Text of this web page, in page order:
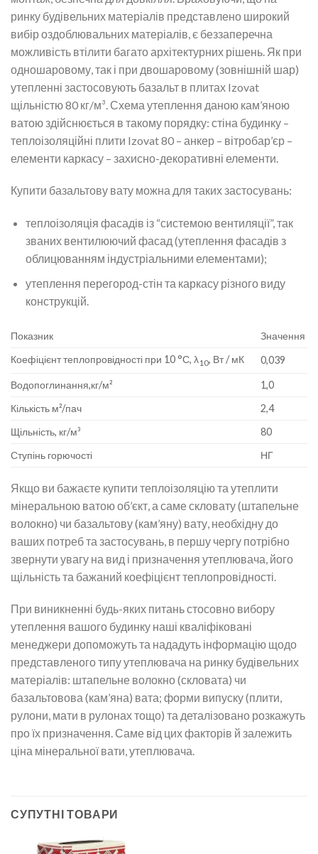
ринку будівельних матеріалів представлено широкий
вибір оздоблювальних матеріалів, є беззаперечна
можливість втілити багато архітектурних рішень. Як при
одношаровому, так і при двошаровому (зовнішній шар)
утепленні застосовують базальт в плитах Izovat
щільністю 80 кг/м³. Схема утеплення даною кам’яною
ватою здійснюється в такому порядку: стіна будинку –
теплоізоляційні плити Izovat 80 – анкер – вітробар’єр –
елементи каркасу – захисно-декоративні елементи.
Купити базальтову вату можна для таких застосувань:
теплоізоляція фасадів із “системою вентиляції”, так
званих вентилюючий фасад (утеплення фасадів з
облицюванням індустріальними елементами);
утеплення перегород-стін та каркасу різного виду
конструкцій.
Показник
Значення
Коефіцієнт теплопровідності при 10 °С, λ10, Вт / мК 0,039
Водопоглинання,кг/м²
1,0
Кількість м²/пач
2,4
Щільність, кг/м³
80
Ступінь горючості
НГ
Якщо ви бажаєте купити теплоізоляцію та утеплити
мінеральною ватою об’єкт, а саме скловату (штапельне
волокно) чи базальтову (кам’яну) вату, необхідну до
ваших потреб та застосувань, в першу чергу потрібно
звернути увагу на вид і призначення утеплювача, його
щільність та бажаний коефіцієнт теплопровідності.
При виникненні будь-яких питань стосовно вибору
утеплення вашого будинку наші кваліфіковані
менеджери допоможуть та нададуть інформацію щодо
представленого типу утеплювача на ринку будівельних
матеріалів: штапельне волокно (скловата) чи
базальтовова (кам’яна) вата; форми випуску (плити,
рулони, мати в рулонах тощо) та деталізовано розкажуть
про їх призначення. Саме від цих факторів й залежить
ціна мінеральної вати, утеплювача.
СУПУТНІ ТОВАРИ